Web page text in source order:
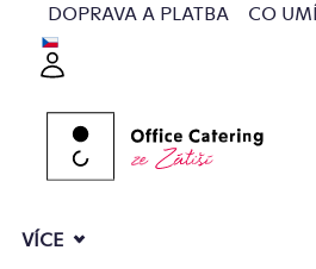
obsah
DOPRAVA A PLATBA CO
VÍCE